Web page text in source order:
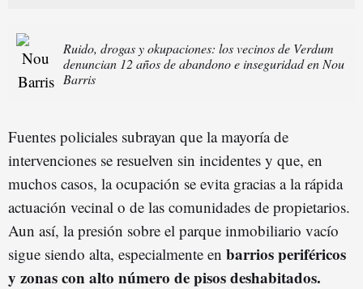
Ruido, drogas y okupaciones: los vecinos de Verdum
denuncian 12 años de abandono e inseguridad en Nou
Barris
Fuentes policiales subrayan que la mayoría de
intervenciones se resuelven sin incidentes y que, en
muchos casos, la ocupación se evita gracias a la rápida
actuación vecinal o de las comunidades de propietarios.
Aun así, la presión sobre el parque inmobiliario vacío
sigue siendo alta, especialmente en barrios periféricos
y zonas con alto número de pisos deshabitados.